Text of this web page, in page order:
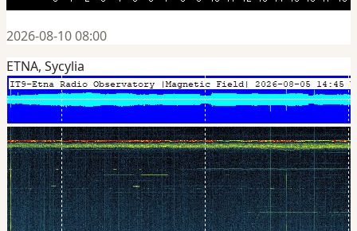
2026-08-10 08:00
ETNA, Sycylia